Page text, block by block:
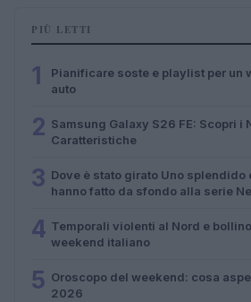
PIÙ LETTI
1
Pianificare soste e playlist per un
auto
2 Samsung Galaxy S26 FE: Scopri i
Caratteristiche
3 Dove è stato girato Uno
hanno fatto da sfondo alla serie
4 Temporali violenti al Nord e
weekend italiano
5 Oroscopo del weekend: cosa
2026